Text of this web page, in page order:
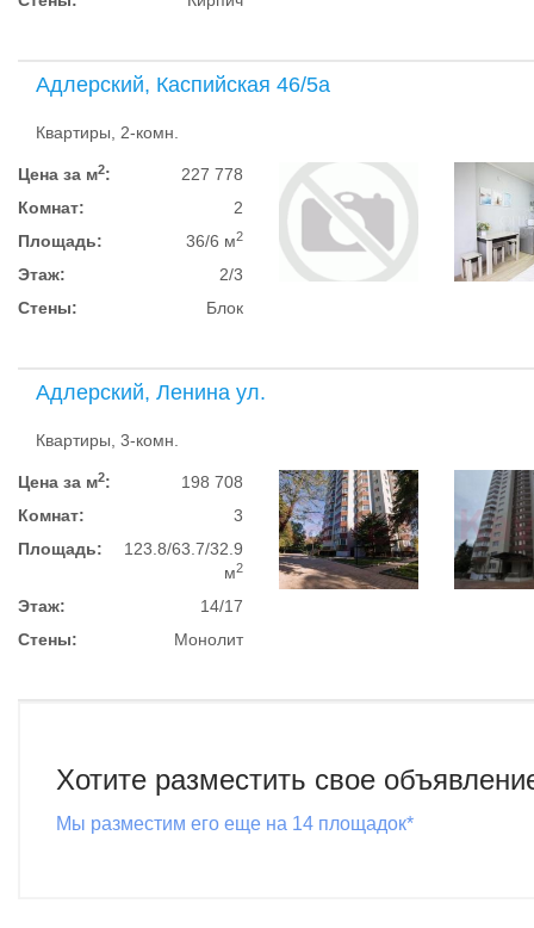
Адлерский, Каспийская 46/5а
Квартиры, 2-комн.
Цена за м2:
227 778
Комнат:
2
Площадь:
36/6 м2
Этаж:
2/3
Стены:
Блок
Адлерский, Ленина ул.
Квартиры, 3-комн.
Цена за м2:
198 708
Комнат:
3
Площадь:
123.8/63.7/32.9
м2
Этаж:
14/17
Стены:
Монолит
Хотите разместить свое
Мы разместим его еще на 14 площадок*